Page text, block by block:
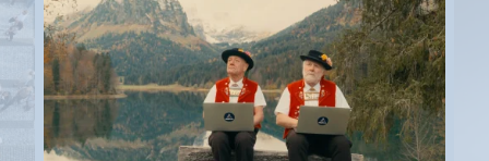
Anwil
Appenzell
Au SG
Baar
Baden